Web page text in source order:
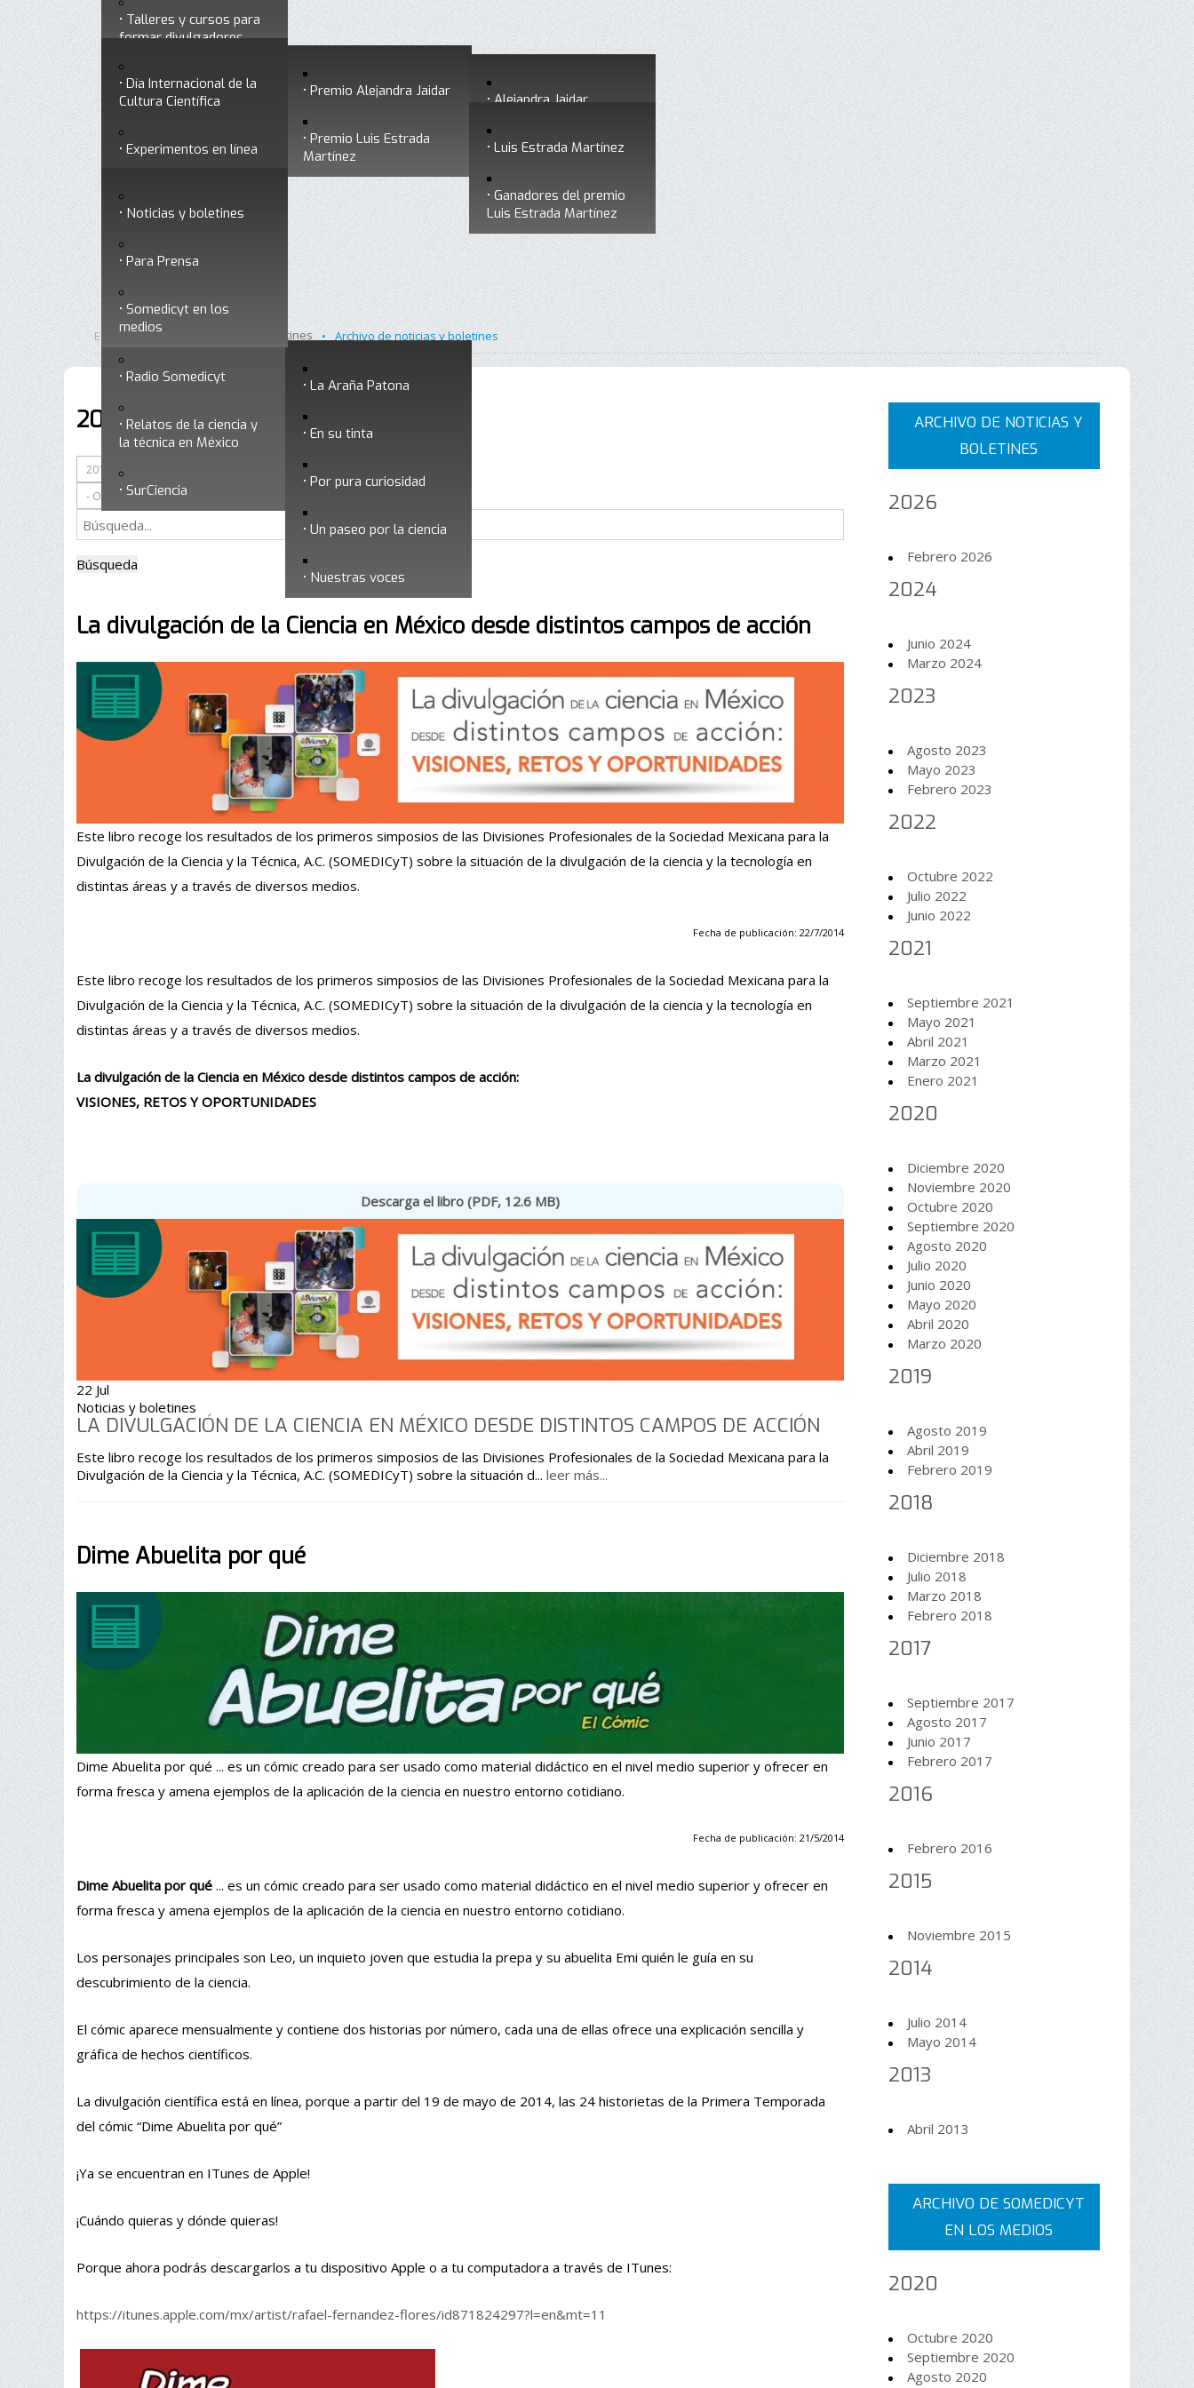
Historia
Premios a divulgadores Premio Alejandra Jaidar Alejandra Jaidar
Ganadores del premio
Premio Luis Estrada
Martínez
Luis Estrada Martínez
Ganadores del premio
Luis Estrada Martínez
Talleres y cursos para
formar divulgadores
Otros servicios
Divulgación
Día Internacional de la
Cultura Científica
Experimentos en línea
Ciencia y Tecnología
Nuestra ciencia
responde
Radio Somedicyt La Araña Patona
En su tinta
Por pura curiosidad
Un paseo por la ciencia
Nuestras voces
Relatos de la ciencia y
la técnica en México
SurCiencia
Noticias
Noticias y boletines
Para Prensa
Somedicyt en los
medios
Está aquí: Inicio Noticias y boletines • Archivo de noticias y boletines
2014
Búsqueda
La divulgación de la Ciencia en México desde distintos campos de acción
Este libro recoge los resultados de los primeros simposios de las Divisiones Profesionales de la Sociedad Mexicana para la
Divulgación de la Ciencia y la Técnica, A.C. (SOMEDICyT) sobre la situación de la divulgación de la ciencia y la tecnología en
distintas áreas y a través de diversos medios.
Fecha de publicación: 22/7/2014
Este libro recoge los resultados de los primeros simposios de las Divisiones Profesionales de la Sociedad Mexicana para la
Divulgación de la Ciencia y la Técnica, A.C. (SOMEDICyT) sobre la situación de la divulgación de la ciencia y la tecnología en
distintas áreas y a través de diversos medios.
La divulgación de la Ciencia en México desde distintos campos de acción:
VISIONES, RETOS Y OPORTUNIDADES
Descarga el libro (PDF, 12.6 MB)
22 Jul
Noticias y boletines
LA DIVULGACIÓN DE LA CIENCIA EN MÉXICO DESDE DISTINTOS CAMPOS DE ACCIÓN
Este libro recoge los resultados de los primeros simposios de las Divisiones Profesionales de la Sociedad Mexicana para la
Divulgación de la Ciencia y la Técnica, A.C. (SOMEDICyT) sobre la situación d... leer más...
Dime Abuelita por qué
Dime Abuelita por qué ... es un cómic creado para ser usado como material didáctico en el nivel medio superior y ofrecer en
forma fresca y amena ejemplos de la aplicación de la ciencia en nuestro entorno cotidiano.
Fecha de publicación: 21/5/2014
Dime Abuelita por qué ... es un cómic creado para ser usado como material didáctico en el nivel medio superior y ofrecer en
forma fresca y amena ejemplos de la aplicación de la ciencia en nuestro entorno cotidiano.
Los personajes principales son Leo, un inquieto joven que estudia la prepa y su abuelita Emi quién le guía en su
descubrimiento de la ciencia.
El cómic aparece mensualmente y contiene dos historias por número, cada una de ellas ofrece una explicación sencilla y
gráfica de hechos científicos.
La divulgación científica está en línea, porque a partir del 19 de mayo de 2014, las 24 historietas de la Primera Temporada
del cómic “Dime Abuelita por qué”
¡Ya se encuentran en ITunes de Apple!
¡Cuándo quieras y dónde quieras!
Porque ahora podrás descargarlos a tu dispositivo Apple o a tu computadora a través de ITunes:
https://itunes.apple.com/mx/artist/rafael-fernandez-flores/id871824297?l=en&mt=11
ARCHIVO DE NOTICIAS Y
BOLETINES
2026
Febrero 2026
2024
Junio 2024
Marzo 2024
2023
Agosto 2023
Mayo 2023
Febrero 2023
2022
Octubre 2022
Julio 2022
Junio 2022
2021
Septiembre 2021
Mayo 2021
Abril 2021
Marzo 2021
Enero 2021
2020
Diciembre 2020
Noviembre 2020
Octubre 2020
Septiembre 2020
Agosto 2020
Julio 2020
Junio 2020
Mayo 2020
Abril 2020
Marzo 2020
2019
Agosto 2019
Abril 2019
Febrero 2019
2018
Diciembre 2018
Julio 2018
Marzo 2018
Febrero 2018
2017
Septiembre 2017
Agosto 2017
Junio 2017
Febrero 2017
2016
Febrero 2016
2015
Noviembre 2015
2014
Julio 2014
Mayo 2014
2013
Abril 2013
ARCHIVO DE SOMEDICYT
EN LOS MEDIOS
2020
Octubre 2020
Septiembre 2020
Agosto 2020